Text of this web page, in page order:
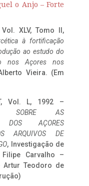
o Anjo – Forte
XLV, Tomo II,
à fortificação
ao estudo do
nos Açores nos
Vieira. (Em
Vol. L, 1992 –
SOBRE AS
DOS AÇORES
ARQUIVOS DE
, Investigação de
Carvalho –
Artur Teodoro de